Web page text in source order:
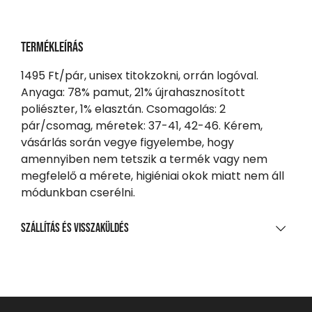
Termékleírás
1495 Ft/pár, unisex titokzokni, orrán logóval.
Anyaga: 78% pamut, 21% újrahasznosított
poliészter, 1% elasztán. Csomagolás: 2
pár/csomag, méretek: 37-41, 42-46. Kérem,
vásárlás során vegye figyelembe, hogy
amennyiben nem tetszik a termék vagy nem
megfelelő a mérete, higiéniai okok miatt nem áll
módunkban cserélni.
Szállítás és visszaküldés